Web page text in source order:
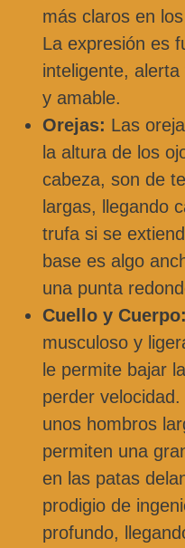
más claros en
La expresión es
inteligente,
y amable.
Orejas: Las
la altura de los
cabeza, son de
largas, llegando
trufa si se
base es algo
una punta
Cuello y Cuerpo:
musculoso y
le permite bajar
perder
unos hombros
permiten una
en las patas
prodigio de
profundo,